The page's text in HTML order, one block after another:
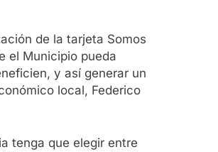
de la tarjeta Somos
el Municipio pueda
y así generar un
local, Federico
tenga que elegir entre